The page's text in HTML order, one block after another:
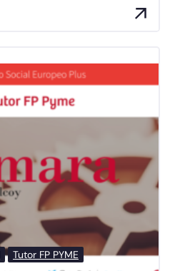
Tutor FP PYME